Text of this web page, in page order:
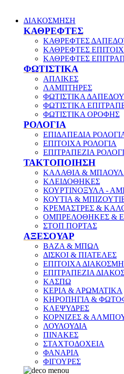
ΔΙΑΚΟΣΜΗΣΗ
ΚΑΘΡΕΦΤΕΣ
ΚΑΘΡΕΦΤΕΣ
ΚΑΘΡΕΦΤΕΣ
ΚΑΘΡΕΦΤΕΣ
ΦΩΤΙΣΤΙΚΑ
ΑΠΛΙΚΕΣ
ΛΑΜΠΤΗΡΕΣ
ΦΩΤΙΣΤΙΚΑ ΔΑΠΕΔΟΥ
ΦΩΤΙΣΤΙΚΑ
ΦΩΤΙΣΤΙΚΑ ΟΡΟΦΗΣ
ΡΟΛΟΓΙΑ
ΕΠΙΔΑΠΕΔΙΑ
ΕΠΙΤΟΙΧΑ ΡΟΛΟΓΙΑ
ΕΠΙΤΡΑΠΕΖΙΑ
ΤΑΚΤΟΠΟΙΗΣΗ
ΚΑΛΑΘΙΑ &
ΚΛΕΙΔΟΘΗΚΕΣ
ΚΟΥΡΤΙΝΟΞΥΛΑ -
ΚΟΥΤΙΑ &
ΚΡΕΜΑΣΤΡΕΣ &
ΟΜΠΡΕΛΟΘΗΚΕΣ &
ΣΤΟΠ ΠΟΡΤΑΣ
ΑΞΕΣΟΥΑΡ
ΒΑΖΑ & ΜΠΩΛ
ΔΙΣΚΟΙ & ΠΙΑΤΕΛΕΣ
ΕΠΙΤΟΙΧΑ
ΕΠΙΤΡΑΠΕΖΙΑ
ΚΑΣΠΩ
ΚΕΡΙΑ & ΑΡΩΜΑΤΙΚΑ
ΚΗΡΟΠΗΓΙΑ &
ΚΛΕΨΥΔΡΕΣ
ΚΟΡΝΙΖΕΣ &
ΛΟΥΛΟΥΔΙΑ
ΠΙΝΑΚΕΣ
ΣΤΑΧΤΟΔΟΧΕΙΑ
ΦΑΝΑΡΙΑ
ΦΙΓΟΥΡΕΣ